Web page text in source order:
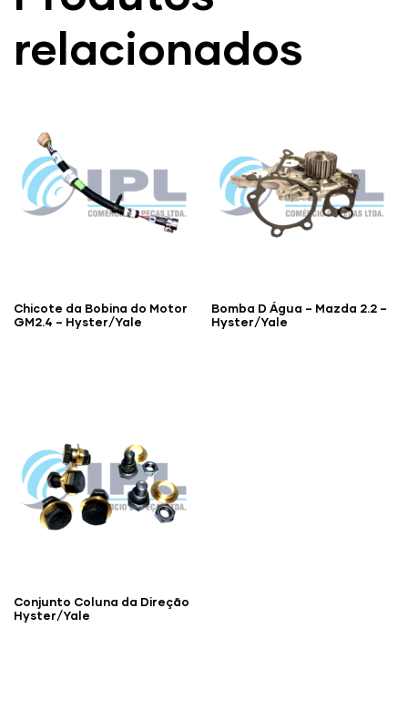
relacionados
Chicote da Bobina do Motor
GM2.4 – Hyster/Yale
Bomba D Água – Mazda 2.2 –
Hyster/Yale
Conjunto Coluna da Direção
Hyster/Yale